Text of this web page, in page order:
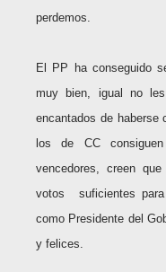
perdemos.
El PP ha conseguido
muy bien, igual no
encantados de haberse
los de CC
vencedores, creen
votos suficientes para
como Presidente del
y felices.